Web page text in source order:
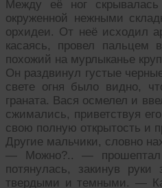
Между её ног
окруженной нежными
орхидеи. От неё исходил
касаясь, провел
похожий на мурлыканье
Он раздвинул густые
свете огня было видно,
граната. Вася осмелел и
сжимались, приветствуя
свою полную открытость и
Другие мальчики, словно
— Можно?.. — прошептал
потянулась, закинув
твердыми и темными. —